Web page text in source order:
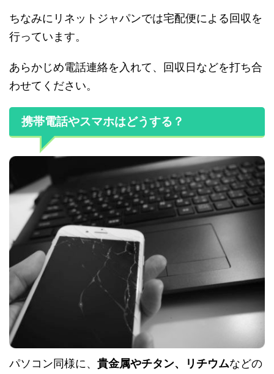
ちなみにリネットジャパンでは宅配便による回収を
行っています。
あらかじめ電話連絡を入れて、回収日などを打ち合
わせてください。
携帯電話やスマホはどうする？
パソコン同様に、 貴金属やチタン、リチウムなどの